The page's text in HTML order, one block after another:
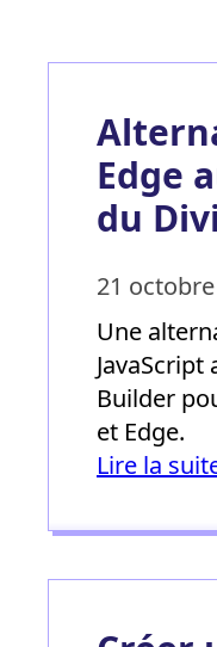
Edge
du
21
Une
Builder
et Edge.
Lire la